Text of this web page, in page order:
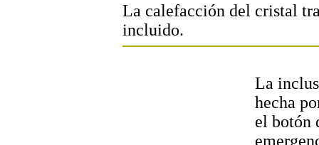
La calefacción del cristal
incluido.
La
hecha
el botón